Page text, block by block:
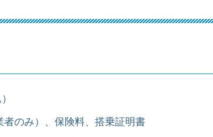
のみ）、保険料、搭乗証明書